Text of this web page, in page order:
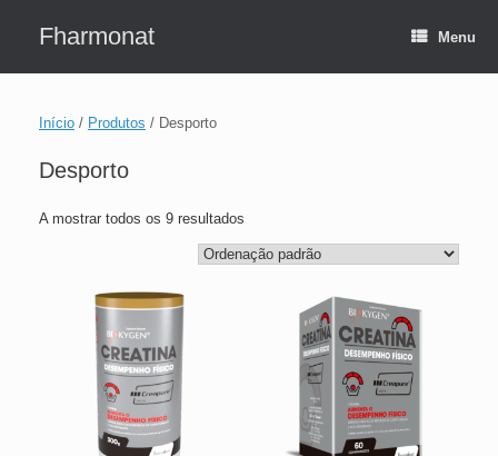
Fharmonat Menu
Início / Produtos / Desporto
Desporto
A mostrar todos os 9 resultados